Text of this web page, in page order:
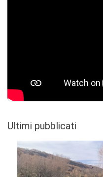
Ultimi pubblicati